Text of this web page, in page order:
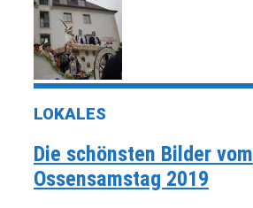
LOKALES
Die schönsten Bilder vom
Ossensamstag 2019